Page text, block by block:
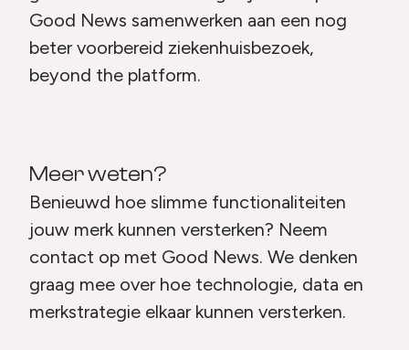
Good News samenwerken aan een nog
beter voorbereid ziekenhuisbezoek,
beyond the platform.
Meer weten?
Benieuwd hoe slimme functionaliteiten
jouw merk kunnen versterken? Neem
contact op met Good News. We denken
graag mee over hoe technologie, data en
merkstrategie elkaar kunnen versterken.